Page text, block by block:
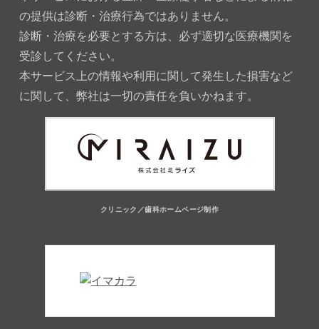
の提供は診断・治療行為ではありません。
診断・治療を必要とする方は、必ず適切な医療機関を
受診してください。
本サービス上の情報や利用に関して発生した損害など
に関して、弊社は一切の責任を負いかねます。
クリニック／歯科ホームページ制作